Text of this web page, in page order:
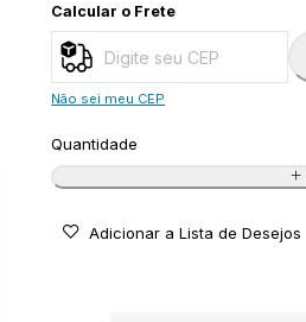
Calcular o Frete
Não sei meu CEP
Quantidade